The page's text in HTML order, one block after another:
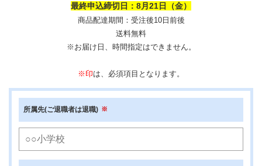
最終申込締切日：8月21日（金）
商品配達期間：受注後10日前後
送料無料
※お届け日、時間指定はできません。
※印は、必須項目となります。
所属先(ご退職者は退職)